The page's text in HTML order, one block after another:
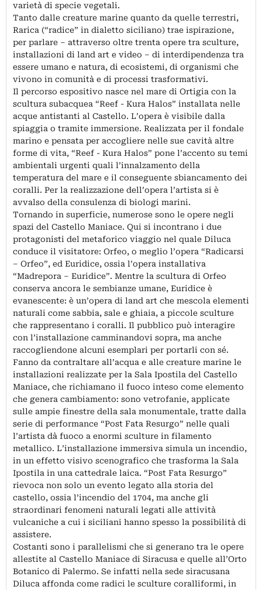
varietà di specie vegetali.
Tanto dalle creature marine quanto da quelle terrestri,
Rarica (“radice” in dialetto siciliano) trae ispirazione,
per parlare – attraverso oltre trenta opere tra sculture,
installazioni di land art e video – di interdipendenza tra
essere umano e natura, di ecosistemi, di organismi che
vivono in comunità e di processi trasformativi.
Il percorso espositivo nasce nel mare di Ortigia con la
scultura subacquea “Reef - Kura Halos” installata nelle
acque antistanti al Castello. L’opera è visibile dalla
spiaggia o tramite immersione. Realizzata per il fondale
marino e pensata per accogliere nelle sue cavità altre
forme di vita, “Reef - Kura Halos” pone l’accento su temi
ambientali urgenti quali l’innalzamento della
temperatura del mare e il conseguente sbiancamento dei
coralli. Per la realizzazione dell’opera l’artista si è
avvalso della consulenza di biologi marini.
Tornando in superficie, numerose sono le opere negli
spazi del Castello Maniace. Qui si incontrano i due
protagonisti del metaforico viaggio nel quale Diluca
conduce il visitatore: Orfeo, o meglio l’opera “Radicarsi
– Orfeo”, ed Euridice, ossia l’opera installativa
“Madrepora – Euridice”. Mentre la scultura di Orfeo
conserva ancora le sembianze umane, Euridice è
evanescente: è un’opera di land art che mescola elementi
naturali come sabbia, sale e ghiaia, a piccole sculture
che rappresentano i coralli. Il pubblico può interagire
con l’installazione camminandovi sopra, ma anche
raccogliendone alcuni esemplari per portarli con sé.
Fanno da contraltare all’acqua e alle creature marine le
installazioni realizzate per la Sala Ipostila del Castello
Maniace, che richiamano il fuoco inteso come elemento
che genera cambiamento: sono vetrofanie, applicate
sulle ampie finestre della sala monumentale, tratte dalla
serie di performance “Post Fata Resurgo” nelle quali
l’artista dà fuoco a enormi sculture in filamento
metallico. L’installazione immersiva simula un incendio,
in un effetto visivo scenografico che trasforma la Sala
Ipostila in una cattedrale laica. “Post Fata Resurgo”
rievoca non solo un evento legato alla storia del
castello, ossia l’incendio del 1704, ma anche gli
straordinari fenomeni naturali legati alle attività
vulcaniche a cui i siciliani hanno spesso la possibilità di
assistere.
Costanti sono i parallelismi che si generano tra le opere
allestite al Castello Maniace di Siracusa e quelle all’Orto
Botanico di Palermo. Se infatti nella sede siracusana
Diluca affonda come radici le sculture coralliformi, in